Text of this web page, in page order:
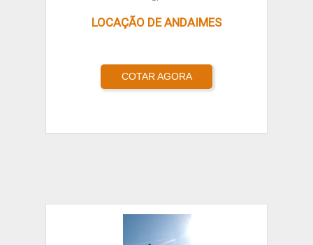
LOCAÇÃO DE ANDAIMES
COTAR AGORA